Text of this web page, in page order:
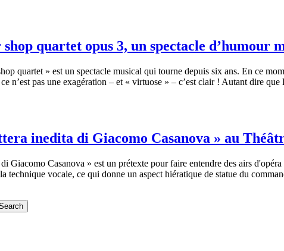
quartet opus 3, un spectacle d’humour
quartet » est un spectacle musical qui tourne depuis six ans. En ce
n’est pas une exagération – et « virtuose » – c’est clair ! Autant dire
inedita di Giacomo Casanova » au
Giacomo Casanova » est un prétexte pour faire entendre des airs
technique vocale, ce qui donne un aspect hiératique de statue du